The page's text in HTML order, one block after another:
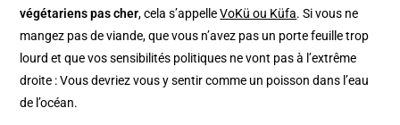
végétariens pas cher, cela s’appelleVoKü ou Küfa. Si vous ne
mangez pas de viande, que vous n’avez pas un porte feuille trop
lourd et que vos sensibilités politiques ne vont pas à l’extrême
droite : Vous devriez vous y sentir comme un poisson dans l’eau
de l’océan.